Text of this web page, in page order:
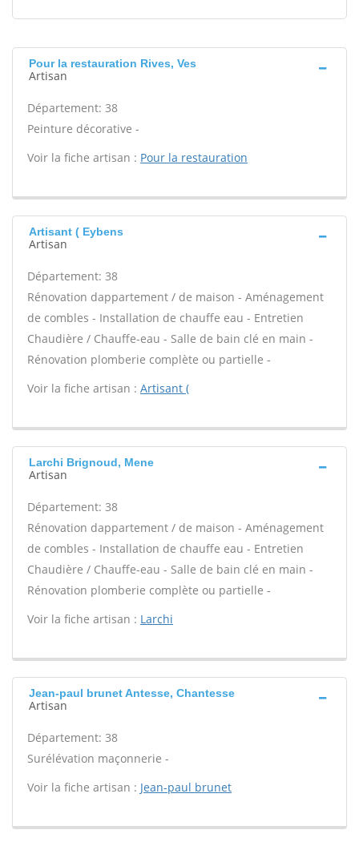
Pour la restauration Rives, Ves
Artisan
Département: 38
Peinture décorative -
Voir la fiche artisan : Pour la restauration
Artisant ( Eybens
Artisan
Département: 38
Rénovation dappartement / de maison - Aménagement
de combles - Installation de chauffe eau - Entretien
Chaudière / Chauffe-eau - Salle de bain clé en main -
Rénovation plomberie complète ou partielle -
Voir la fiche artisan : Artisant (
Larchi Brignoud, Mene
Artisan
Département: 38
Rénovation dappartement / de maison - Aménagement
de combles - Installation de chauffe eau - Entretien
Chaudière / Chauffe-eau - Salle de bain clé en main -
Rénovation plomberie complète ou partielle -
Voir la fiche artisan : Larchi
Jean-paul brunet Antesse, Chantesse
Artisan
Département: 38
Surélévation maçonnerie -
Voir la fiche artisan : Jean-paul brunet